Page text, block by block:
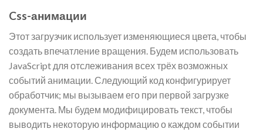
Css-анимации
Этот загрузчик использует изменяющиеся цвета, чтобы
создать впечатление вращения. Будем использовать
JavaScript для отслеживания всех трёх возможных
событий анимации. Следующий код конфигурирует
обработчик; мы вызываем его при первой загрузке
документа. Мы будем модифицировать текст, чтобы
выводить некоторую информацию о каждом событии